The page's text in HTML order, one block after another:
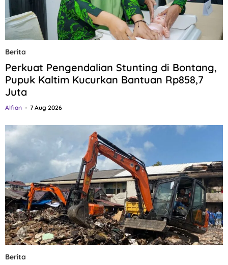
Berita
Perkuat Pengendalian Stunting di Bontang,
Pupuk Kaltim Kucurkan Bantuan Rp858,7
Juta
Alfian 7 Aug 2026
Berita